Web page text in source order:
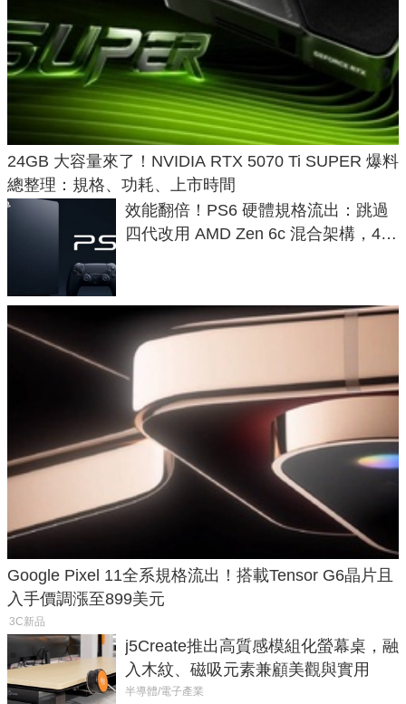
24GB 大容量來了！NVIDIA RTX 5070 Ti SUPER 爆料
總整理：規格、功耗、上市時間
效能翻倍！PS6 硬體規格流出：跳過
四代改用 AMD Zen 6c 混合架構，4K
Google Pixel 11全系規格流出！搭載Tensor G6晶片且
入手價調漲至899美元
3C新品
j5Create推出高質感模組化螢幕桌，融
入木紋、磁吸元素兼顧美觀與實用
半導體/電子產業